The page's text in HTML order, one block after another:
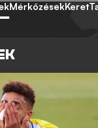
MérkőzésekKeret